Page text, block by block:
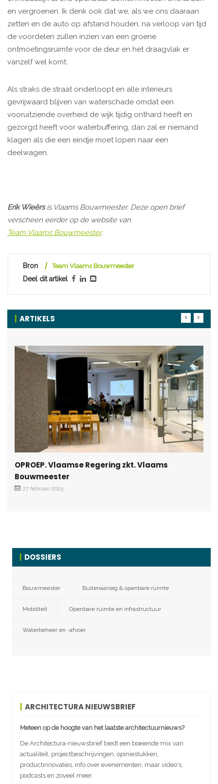
en vergroenen. Ik denk ook dat we, als we ons daaraan
zetten en de auto op afstand houden, na verloop van tijd
de voordelen zullen inzien van een groene
ontmoetingsruimte voor de deur en het draagvlak er
vanzelf wel komt.
Als straks de straat onderloopt en alle interieurs
gevrijwaard blijven van waterschade omdat een
vooruitziende overheid de wijk tijdig onthard heeft en
gezorgd heeft voor waterbuffering, dan zal er niemand
klagen als die een eindje moet lopen naar een
deelwagen.
Erik Wieërsis Vlaams Bouwmeester. Deze open brief
verscheen eerder op de website van
Team Vlaams Bouwmeester.
Bron Team Vlaams Bouwmeester
Deel dit artikel
ARTIKELS
OPROEP. Vlaamse Regering zkt. Vlaams
Bouwmeester
27 februari 2025
DOSSIERS
Bouwmeester Buitenaanleg & openbare ruimte
Mobiliteit Openbare ruimte en infrastructuur
Waterbeheer en -afvoer
ARCHITECTURA NIEUWSBRIEF
Meteen op de hoogte van het laatste architectuurnieuws?
De Architectura-nieuwsbrief biedt een boeiende mix van
actualiteit, projectbeschrijvingen, opiniestukken,
productinnovaties, info over evenementen, maar video's,
podcasts en zoveel meer.